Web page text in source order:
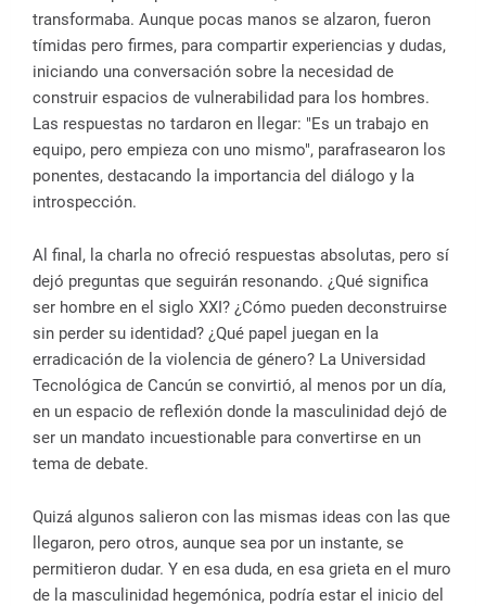
transformaba. Aunque pocas manos se alzaron, fueron
tímidas pero firmes, para compartir experiencias y dudas,
iniciando una conversación sobre la necesidad de
construir espacios de vulnerabilidad para los hombres.
Las respuestas no tardaron en llegar: "Es un trabajo en
equipo, pero empieza con uno mismo", parafrasearon los
ponentes, destacando la importancia del diálogo y la
introspección.
Al final, la charla no ofreció respuestas absolutas, pero sí
dejó preguntas que seguirán resonando. ¿Qué significa
ser hombre en el siglo XXI? ¿Cómo pueden deconstruirse
sin perder su identidad? ¿Qué papel juegan en la
erradicación de la violencia de género? La Universidad
Tecnológica de Cancún se convirtió, al menos por un día,
en un espacio de reflexión donde la masculinidad dejó de
ser un mandato incuestionable para convertirse en un
tema de debate.
Quizá algunos salieron con las mismas ideas con las que
llegaron, pero otros, aunque sea por un instante, se
permitieron dudar. Y en esa duda, en esa grieta en el muro
de la masculinidad hegemónica, podría estar el inicio del